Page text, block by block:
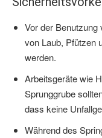
Vor der Benutzung
von Laub, Pfützen
werden.
Arbeitsgeräte wie
Sprunggrube
dass keine
Während des